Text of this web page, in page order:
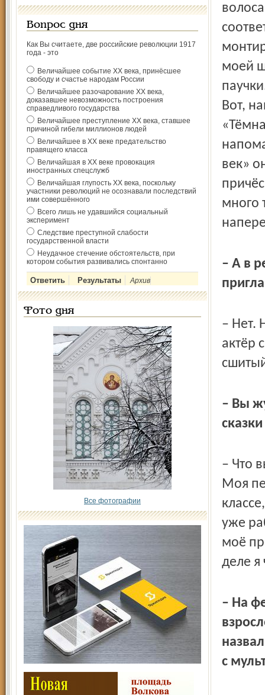
Вопрос дня
Как Вы считаете, две российские революции 1917
года - это
Величайшее событие ХХ века, принёсшее
свободу и счастье народам России
Величайшее разочарование ХХ века,
доказавшее невозможность построения
справедливого государства
Величайшее преступление ХХ века, ставшее
причиной гибели миллионов людей
Величайшее в ХХ веке предательство
правящего класса
Величайшая в ХХ веке провокация
иностранных спецслужб
Величайшая глупость ХХ века, поскольку
участники революций не осознавали последствий
ими совершённого
Всего лишь не удавшийся социальный
эксперимент
Следствие преступной слабости
государственной власти
Неудачное стечение обстоятельств, при
котором события развивались спонтанно
Архив
Фото дня
Все фотографии
моей
Вот,
век»
много
– А в
– Нет.
актёр
– Вы
– Что
Моя
уже
моё
деле я
– На
с